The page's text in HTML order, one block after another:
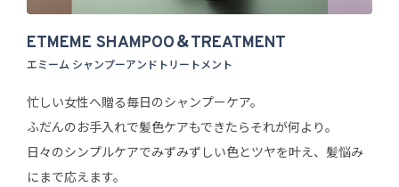
ETMEME SHAMPOO＆TREATMENT
エミーム シャンプーアンドトリートメント
忙しい女性へ贈る毎日のシャンプーケア。
ふだんのお手入れで髪色ケアもできたらそれが何より。
日々のシンプルケアでみずみずしい色とツヤを叶え、髪悩み
にまで応えます。